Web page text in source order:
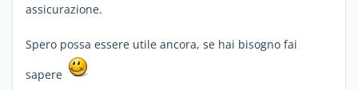
assicurazione.
Spero possa essere utile ancora, se hai bisogno fai
sapere